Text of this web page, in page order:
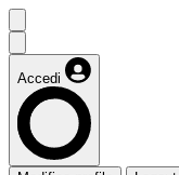
Accedi